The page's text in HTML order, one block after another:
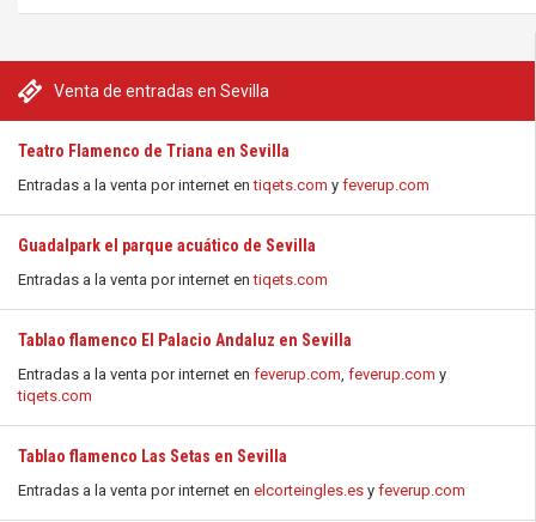
Venta de entradas en Sevilla
Teatro Flamenco de Triana en Sevilla
Entradas a la venta por internet entiqets.com y feverup.com
Guadalpark el parque acuático de Sevilla
Entradas a la venta por internet entiqets.com
Tablao flamenco El Palacio Andaluz en Sevilla
Entradas a la venta por internet en feverup.com, feverup.com y
tiqets.com
Tablao flamenco Las Setas en Sevilla
Entradas a la venta por internet en elcorteingles.es y feverup.com